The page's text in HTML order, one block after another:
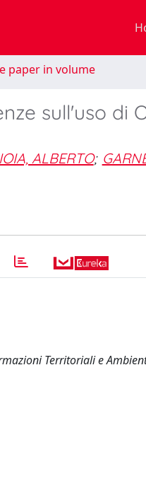
paper in volume
sull'uso di
ALBERTO;
Territoriali e